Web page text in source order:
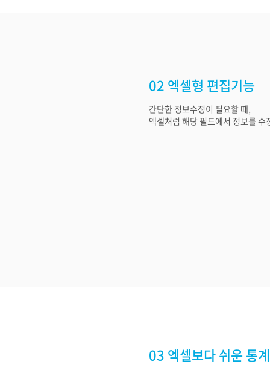
02 엑셀형 편집기능
간단한 정보수정이 필요할 때,
엑셀처럼 해당 필드에서 정보를 수
03 엑셀보다 쉬운 통계